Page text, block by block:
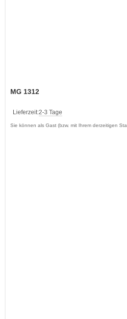
MG 1312
Lieferzeit:2-3 Tage
Sie können als Gast (bzw. mit Ihrem derzeitigen